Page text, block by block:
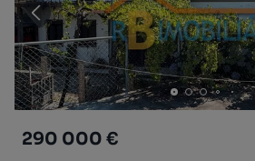
290 000 €